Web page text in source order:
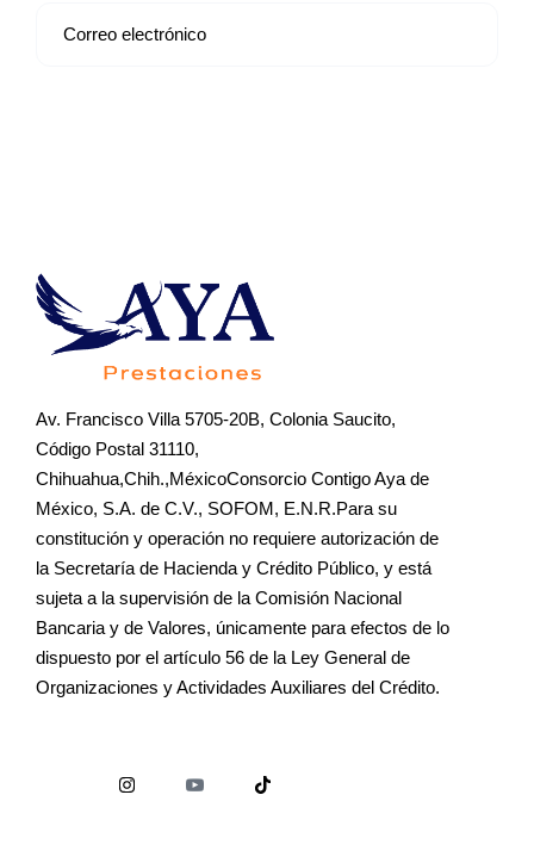
Av. Francisco Villa 5705-20B, Colonia Saucito,
Código Postal 31110,
Chihuahua,Chih.,MéxicoConsorcio Contigo Aya de
México, S.A. de C.V., SOFOM, E.N.R.Para su
constitución y operación no requiere autorización de
la Secretaría de Hacienda y Crédito Público, y está
sujeta a la supervisión de la Comisión Nacional
Bancaria y de Valores, únicamente para efectos de lo
dispuesto por el artículo 56 de la Ley General de
Organizaciones y Actividades Auxiliares del Crédito.